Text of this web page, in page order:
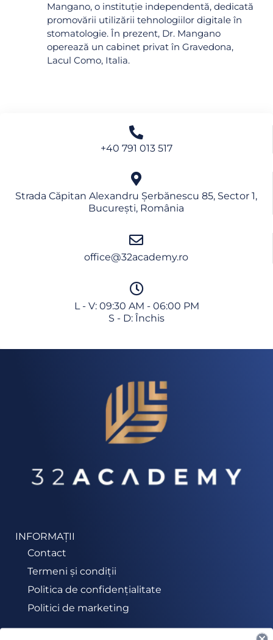
Mangano, o instituție independentă, dedicată
promovării utilizării tehnologiilor digitale în
stomatologie. În prezent, Dr. Mangano
operează un cabinet privat în Gravedona,
Lacul Como, Italia.
+40 791 013 517
Strada Căpitan Alexandru Șerbănescu 85, Sector 1,
București, România
office@32academy.ro
L - V: 09:30 AM - 06:00 PM
S - D: Închis
INFORMAȚII
Contact
Termeni și condiții
Politica de confidențialitate
Politici de marketing